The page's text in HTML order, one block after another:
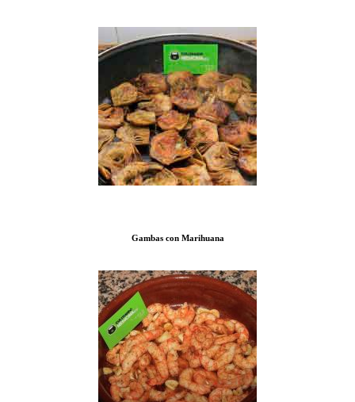
Gambas con Marihuana